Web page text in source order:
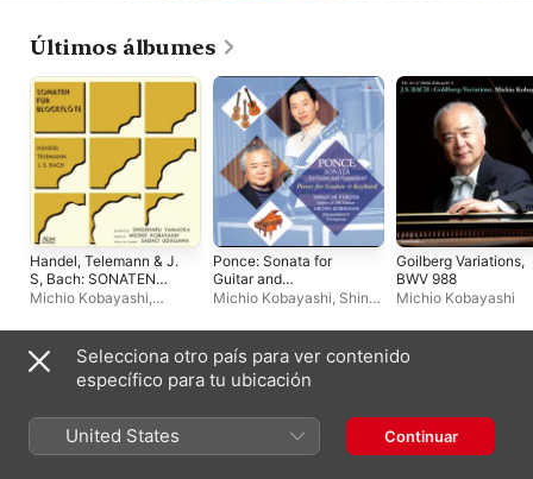
Últimos álbumes
Handel, Telemann & J.
S, Bach: SONATEN
FÜR BLOCKFLÖTE
Michio Kobayashi,
Yamaoka,Sadao
Udagawa
Ponce: Sonata for
Guitar and
Harpsichord
Michio Kobayashi, Shin-
Goilberg Variations,
BWV 988
Michio Kobayashi
Otros artistas
Selecciona otro país para ver contenido
específico para tu ubicación
United States Continuar